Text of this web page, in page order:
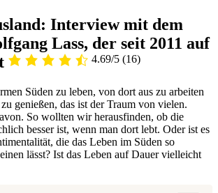
Interview mit dem
Lass, der seit 2011 auf
4.69/5 (16)
Süden zu leben, von dort aus zu arbeiten
genießen, das ist der Traum von vielen.
So wollten wir herausfinden, ob die
besser ist, wenn man dort lebt. Oder ist es
die das Leben im Süden so
lässt? Ist das Leben auf Dauer vielleicht